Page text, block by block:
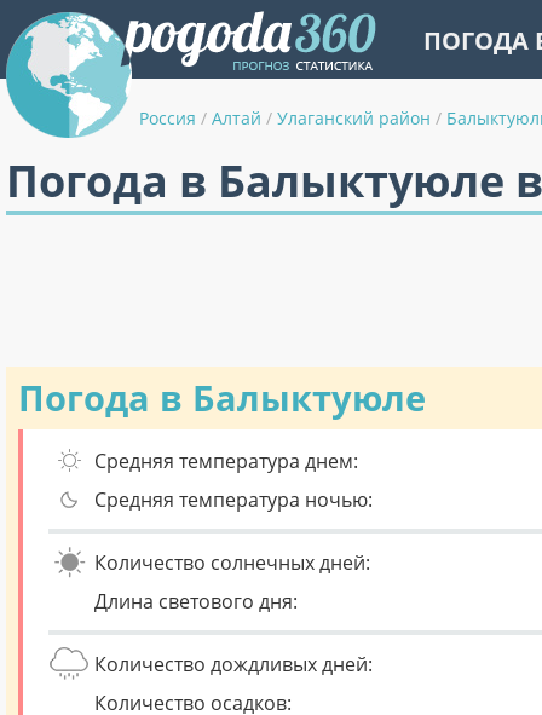
ПОГОДА
Россия / Алтай / Улаганский район /
Погода в Балыктуюле
Погода в Балыктуюле
Средняя температура днем:
Средняя температура ночью:
Количество солнечных дней:
Длина светового дня:
Количество дождливых дней:
Количество осадков: